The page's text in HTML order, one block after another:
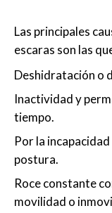
Las principales
escaras son las
Deshidratación o
Inactividad y
tiempo.
Por la
postura.
Roce constante
movilidad o